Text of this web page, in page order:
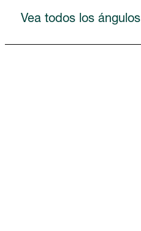
Vea todos los ángulos